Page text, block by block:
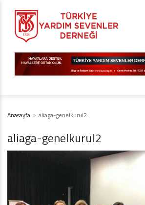
Anasayfa aliaga-genelkurul2
aliaga-genelkurul2